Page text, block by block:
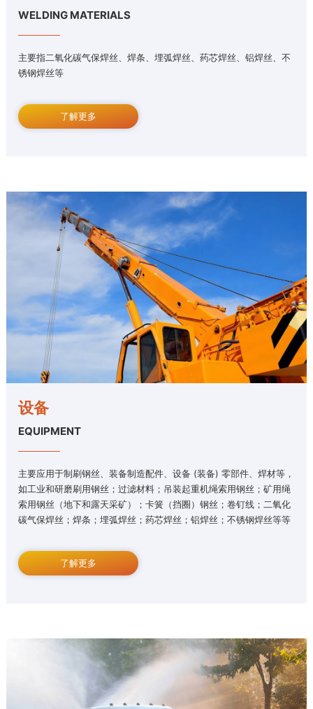
WELDING MATERIALS
主要指二氧化碳气保焊丝、焊条、埋弧焊丝、药芯焊丝、铝焊丝、不
锈钢焊丝等
了解更多
设备
EQUIPMENT
主要应用于制刷钢丝、装备制造配件、设备 (装备) 零部件、焊材等，
如工业和研磨刷用钢丝；过滤材料；吊装起重机绳索用钢丝；矿用绳
索用钢丝（地下和露天采矿）；卡簧（挡圈）钢丝；卷钉线；二氧化
碳气保焊丝；焊条；埋弧焊丝；药芯焊丝；铝焊丝；不锈钢焊丝等等
了解更多